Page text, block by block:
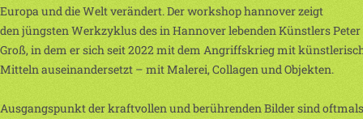
Europa und die Welt verändert. Der workshop hannover zeigt
den jüngsten Werkzyklus des in Hannover lebenden Künstlers Peter
Groß, in dem er sich seit 2022 mit dem Angriffskrieg mit
Mitteln auseinandersetzt – mit Malerei, Collagen und Objekten.
Ausgangspunkt der kraftvollen und berührenden Bilder sind oftmals